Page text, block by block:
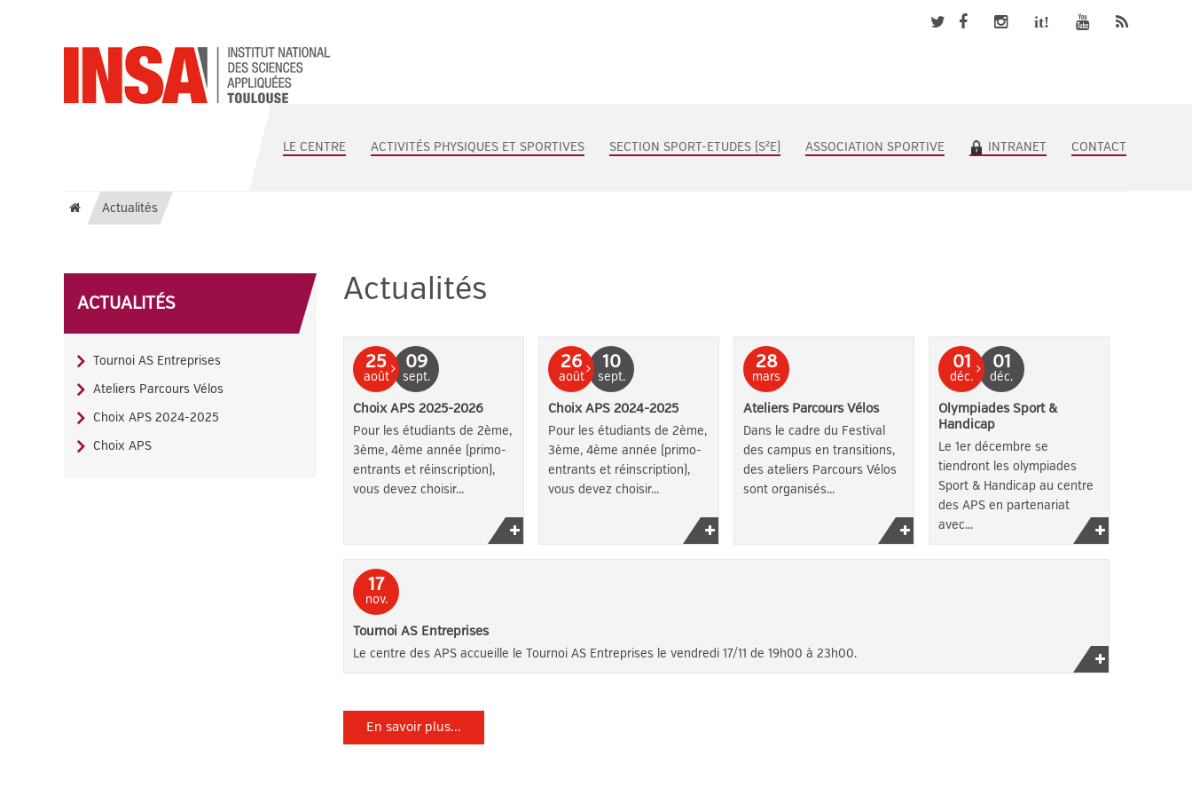
it!
LE CENTRE ACTIVITÉS PHYSIQUES ET SPORTIVES SECTION SPORT-ETUDES (S²E) ASSOCIATION SPORTIVE INTRANET CONTACT
Actualités
ACTUALITÉS
Tournoi AS Entreprises
Ateliers Parcours Vélos
Choix APS 2024-2025
Choix APS
Actualités
Choix APS 2025-2026
25
août
09
sept.
Pour les étudiants de 2ème,
3ème, 4ème année (primo-
entrants et réinscription),
vous devez choisir...
Choix APS 2024-2025
26
août
10
sept.
Pour les étudiants de 2ème,
3ème, 4ème année (primo-
entrants et réinscription),
vous devez choisir...
Ateliers Parcours Vélos
28
mars
Dans le cadre du Festival
des campus en transitions,
des ateliers Parcours Vélos
sont organisés...
Olympiades Sport &
Handicap
01
déc.
01
déc.
Le 1er décembre se
tiendront les olympiades
Sport & Handicap au centre
des APS en partenariat
avec...
Tournoi AS Entreprises
17
nov.
Le centre des APS accueille le Tournoi AS Entreprises le vendredi 17/11 de 19h00 à 23h00.
En savoir plus...